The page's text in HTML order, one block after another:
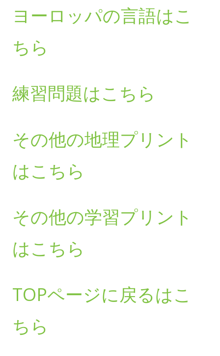
ヨーロッパの言語はこ
ちら
練習問題はこちら
その他の地理プリント
はこちら
その他の学習プリント
はこちら
TOPページに戻るはこ
ちら